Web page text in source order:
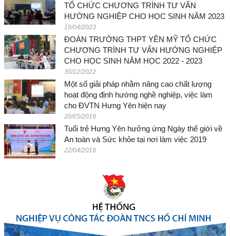
TỔ CHỨC CHƯƠNG TRÌNH TƯ VẤN
HƯỚNG NGHIỆP CHO HỌC SINH NĂM 2023
19/04/2023
ĐOÀN TRƯỜNG THPT YÊN MỸ TỔ CHỨC
CHƯƠNG TRÌNH TƯ VẤN HƯỚNG NGHIỆP
CHO HỌC SINH NĂM HỌC 2022 - 2023
30/12/2022
Một số giải pháp nhằm nâng cao chất lượng
hoạt động định hướng nghề nghiệp, việc làm
cho ĐVTN Hưng Yên hiện nay
20/05/2019
Tuổi trẻ Hưng Yên hưởng ứng Ngày thế giới về
An toàn và Sức khỏe tại nơi làm việc 2019
22/04/2019